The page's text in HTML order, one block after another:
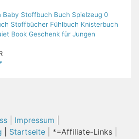
Baby Stoffbuch Buch Spielzeug 0
Stoffbücher Fühlbuch Knisterbuch
Book Geschenk für Jungen
Impressum
Startseite | *=Affiliate-Links |